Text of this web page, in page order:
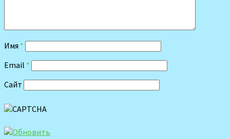
Имя *
Email *
Сайт